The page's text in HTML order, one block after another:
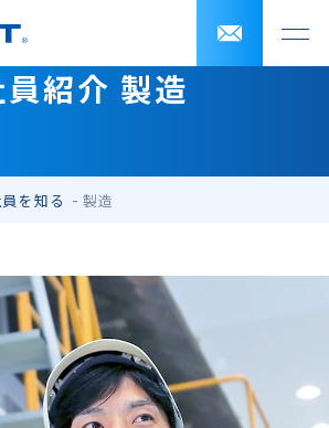
紹介 製造
を知る 製造